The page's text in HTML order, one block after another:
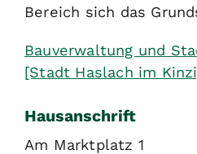
Bereich sich das
Bauverwaltung und
[Stadt Haslach im
Hausanschrift
Am Marktplatz 1